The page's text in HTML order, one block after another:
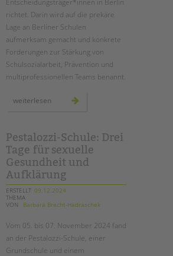
Stellenangebote
tandem als Arbeitgeberin
NEWS/BLOG
unkuerzbar
Magazin
KONTAKT
Impressum
Datenschutz
Hinweisgebersystem
Intranet
Entscheidungsträger*innen in Berlin
richtet. Darin wird auf die prekäre
Lage an Berliner Schulen
aufmerksam gemacht und konkrete
Forderungen zur Stärkung von
Schulsozialarbeit, Prävention und
multiprofessionellen Teams benannt.
weiterlesen offener
Pestalozzi-Schule: Drei
Tage für sexuelle
Gesundheit und
Aufklärung
ERSTELLT 09.12.2024
THEMA
VON
Barbara Brecht-Hadraschek
Vom 05. bis 07. November 2024 fand
an der Pestalozzi-Schule, einer
Grundschule und einem